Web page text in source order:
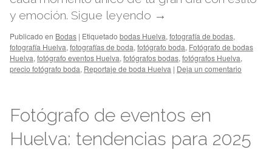
y emoción. Sigue leyendo →
Publicado en Bodas | Etiquetado bodas Huelva, fotografía de bodas,
fotografía Huelva, fotografías de boda, fotógrafo boda, Fotógrafo de bodas
Huelva, fotógrafo eventos Huelva, fotógrafos bodas, fotógrafos Huelva,
precio fotógrafo boda, Reportaje de boda Huelva | Deja un comentario
Fotógrafo de eventos en
Huelva: tendencias para 2025